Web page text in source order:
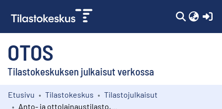
OTOS
Tilastokeskuksen julkaisut verkossa
Kokoelmat
Etusivu Tilastokeskus
Tilastojulkaisut